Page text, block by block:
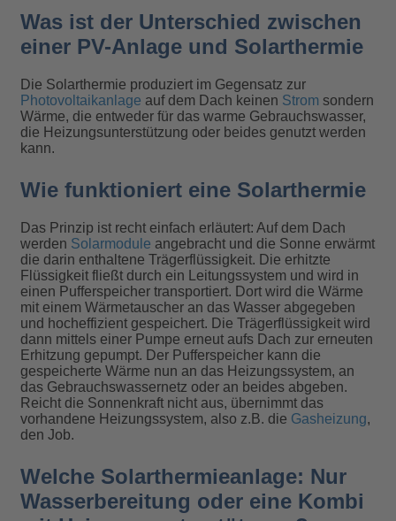
Was ist der Unterschied zwischen
einer PV-Anlage und Solarthermie
Die Solarthermie produziert im Gegensatz zur
Photovoltaikanlage auf dem Dach keinen Strom sondern
Wärme, die entweder für das warme Gebrauchswasser,
die Heizungsunterstützung oder beides genutzt werden
kann.
Wie funktioniert eine Solarthermie
Das Prinzip ist recht einfach erläutert: Auf dem Dach
werden Solarmodule angebracht und die Sonne erwärmt
die darin enthaltene Trägerflüssigkeit. Die erhitzte
Flüssigkeit fließt durch ein Leitungssystem und wird in
einen Pufferspeicher transportiert. Dort wird die Wärme
mit einem Wärmetauscher an das Wasser abgegeben
und hocheffizient gespeichert. Die Trägerflüssigkeit wird
dann mittels einer Pumpe erneut aufs Dach zur erneuten
Erhitzung gepumpt. Der Pufferspeicher kann die
gespeicherte Wärme nun an das Heizungssystem, an
das Gebrauchswassernetz oder an beides abgeben.
Reicht die Sonnenkraft nicht aus, übernimmt das
vorhandene Heizungssystem, also z.B. die Gasheizung,
den Job.
Welche Solarthermieanlage: Nur
Wasserbereitung oder eine Kombi